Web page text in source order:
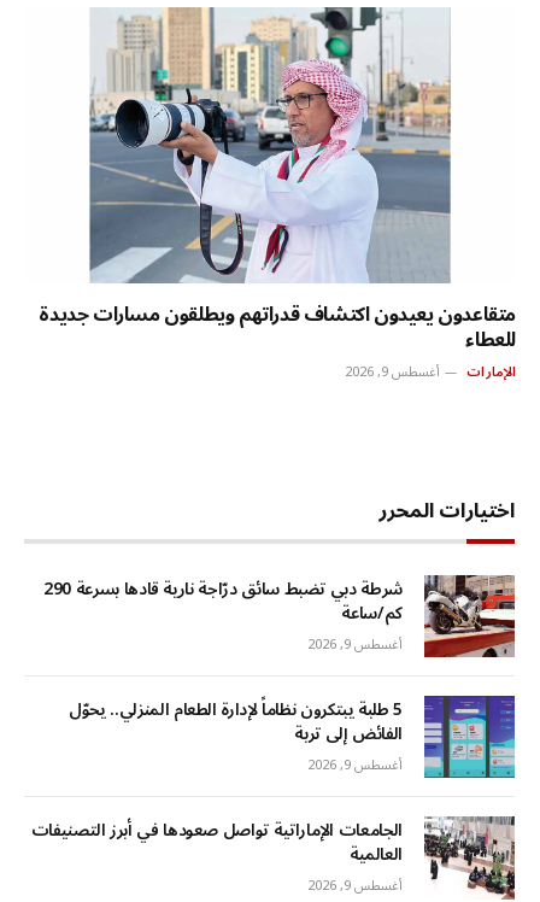
متقاعدون يعيدون اكتشاف قدراتهم ويطلقون مسارات جديدة
للعطاء
الإمارات أغسطس 9, 2026
اختيارات المحرر
شرطة دبي تضبط سائق درّاجة نارية قادها بسرعة 290
كم/ساعة
أغسطس 9, 2026
5 طلبة يبتكرون نظاماً لإدارة الطعام المنزلي.. يحوّل
الفائض إلى تربة
أغسطس 9, 2026
الجامعات الإماراتية تواصل صعودها في أبرز التصنيفات
العالمية
أغسطس 9, 2026